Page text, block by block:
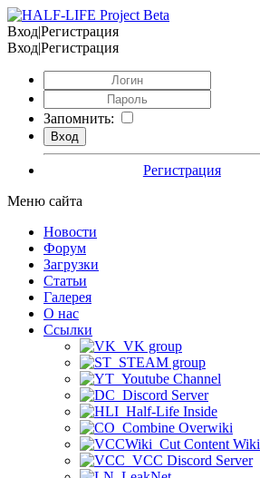
Вход|Регистрация
Вход|Регистрация
Запомнить:
Регистрация
Меню сайта
Новости
Форум
Загрузки
Статьи
Галерея
О нас
Ссылки
VK group
STEAM group
Youtube Channel
Discord Server
Half-Life Inside
Combine Overwiki
Cut Content Wiki
VCC Discord Server